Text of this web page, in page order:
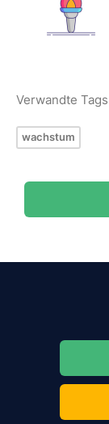
Verwandte Tags
wachstum